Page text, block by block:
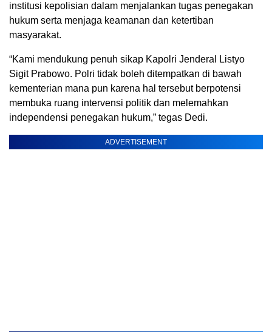
institusi kepolisian dalam menjalankan tugas penegakan
hukum serta menjaga keamanan dan ketertiban
masyarakat.
“Kami mendukung penuh sikap Kapolri Jenderal Listyo
Sigit Prabowo. Polri tidak boleh ditempatkan di bawah
kementerian mana pun karena hal tersebut berpotensi
membuka ruang intervensi politik dan melemahkan
independensi penegakan hukum,” tegas Dedi.
ADVERTISEMENT